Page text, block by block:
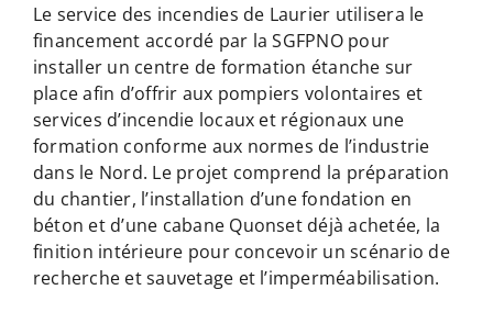
Le service des incendies de Laurier utilisera le
financement accordé par la SGFPNO pour
installer un centre de formation étanche sur
place afin d’offrir aux pompiers volontaires et
services d’incendie locaux et régionaux une
formation conforme aux normes de l’industrie
dans le Nord. Le projet comprend la préparation
du chantier, l’installation d’une fondation en
béton et d’une cabane Quonset déjà achetée, la
finition intérieure pour concevoir un scénario de
recherche et sauvetage et l’imperméabilisation.